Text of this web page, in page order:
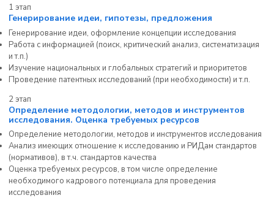
1 этап
Генерирование идеи, гипотезы, предложения
Генерирование идеи, оформление концепции исследования
Работа с информацией (поиск, критический анализ, систематизация
и т.п.)
Изучение национальных и глобальных стратегий и приоритетов
Проведение патентных исследований (при необходимости) и т.п.
2 этап
Определение методологии, методов и инструментов
исследования. Оценка требуемых ресурсов
Определение методологии, методов и инструментов исследования
Анализ имеющих отношение к исследованию и РИДам стандартов
(нормативов), в т.ч. стандартов качества
Оценка требуемых ресурсов, в том числе определение
необходимого кадрового потенциала для проведения
исследования